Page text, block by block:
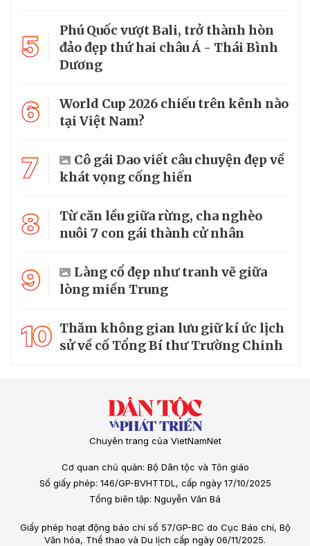
5
Phú Quốc vượt Bali, trở thành hòn
đảo đẹp thứ hai châu Á - Thái Bình
Dương
6
World Cup 2026 chiếu trên kênh nào
tại Việt Nam?
7
Cô gái Dao viết câu chuyện đẹp về
khát vọng cống hiến
8
Từ căn lều giữa rừng, cha nghèo
nuôi 7 con gái thành cử nhân
9
Làng cổ đẹp như tranh vẽ giữa
lòng miền Trung
10 Thăm không gian lưu giữ kí ức lịch
sử về cố Tổng Bí thư Trường Chinh
Chuyên trang của VietNamNet
Cơ quan chủ quản: Bộ Dân tộc và Tôn giáo
Số giấy phép: 146/GP-BVHTTDL, cấp ngày 17/10/2025
Tổng biên tập: Nguyễn Văn Bá
Giấy phép hoạt động báo chí số 57/GP-BC do Cục Báo chí, Bộ
Văn hóa, Thể thao và Du lịch cấp ngày 06/11/2025.